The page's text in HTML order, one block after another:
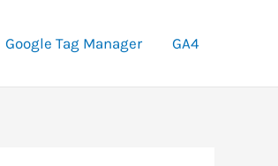
Google Tag Manager GA4